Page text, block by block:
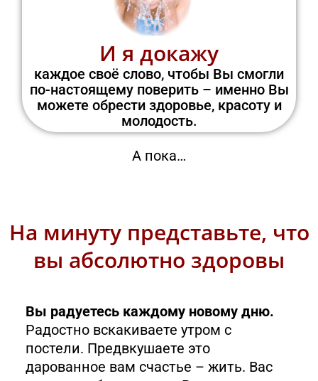
И я докажу
каждое своё слово, чтобы Вы смогли
по-настоящему поверить – именно Вы
можете обрести здоровье, красоту и
молодость.
А пока…
На минуту представьте, что
вы абсолютно здоровы
Вы радуетесь каждому новому дню.
Радостно вскакиваете утром с
постели. Предвкушаете это
дарованное вам счастье – жить. Вас